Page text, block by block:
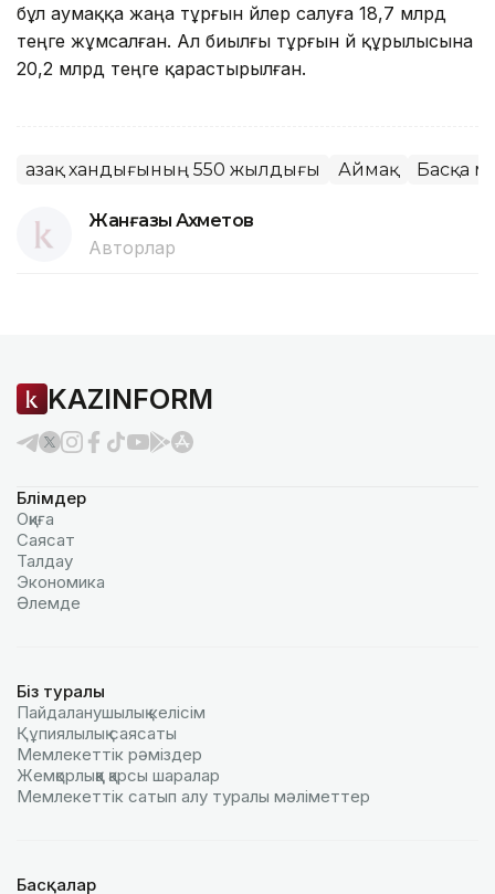
бұл аумаққа жаңа тұрғын үйлер салуға 18,7 млрд
теңге жұмсалған. Ал биылғы тұрғын үй құрылысына
20,2 млрд теңге қарастырылған.
Қазақ хандығының 550 жылдығы Аймақ Басқа
Жанғазы Ахметов
Авторлар
KAZINFORM
Бөлімдер
Оқиға
Саясат
Талдау
Экономика
Әлемде
Біз туралы
Пайдаланушылық келiciм
Құпиялылық саясаты
Мемлекеттік рәміздер
Жемқорлыққа қарсы шаралар
Мемлекеттік сатып алу туралы мәлiметтер
Басқалар